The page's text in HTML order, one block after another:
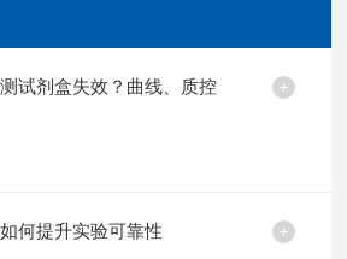
试剂盒失效？曲线、质控
何提升实验可靠性